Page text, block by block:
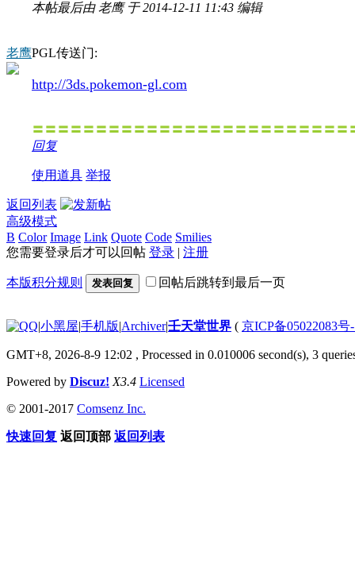
老鹰
本帖最后由 老鹰 于 2014-12-11 11:43 编辑
PGL传送门:
http://3ds.pokemon-gl.com
〓〓〓〓〓〓〓〓〓〓〓〓〓〓〓〓〓〓〓〓〓〓〓〓
回复
使用道具 举报
返回列表
高级模式
B Color Image Link Quote Code Smilies
您需要登录后才可以回帖 登录 | 注册
本版积分规则 发表回复 回帖后跳转到最后一页
|小黑屋|手机版|Archiver|壬天堂世界 ( 京ICP备05022083号
GMT+8, 2026-8-9 12:02 , Processed in 0.010006 second(s), 3
Powered by Discuz! X3.4 Licensed
© 2001-2017 Comsenz Inc.
快速回复 返回顶部 返回列表